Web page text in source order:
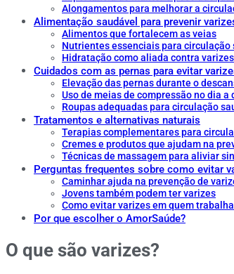
Alongamentos para melhorar a
Alimentação saudável para prevenir
Alimentos que fortalecem as veias
Nutrientes essenciais para circulação
Hidratação como aliada contra varizes
Cuidados com as pernas para evitar
Elevação das pernas durante o
Uso de meias de compressão no dia a
Roupas adequadas para circulação
Tratamentos e alternativas naturais
Terapias complementares para
Cremes e produtos que ajudam na
Técnicas de massagem para aliviar
Perguntas frequentes sobre como evitar
Caminhar ajuda na prevenção de
Jovens também podem ter varizes
Como evitar varizes em quem
Por que escolher o AmorSaúde?
O que são varizes?